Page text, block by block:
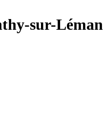
sur-Léman